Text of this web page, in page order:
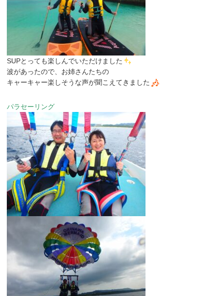
SUPとっても楽しんでいただけました
波があったので、お姉さんたちの
キャーキャー楽しそうな声が聞こえてきました
パラセーリング